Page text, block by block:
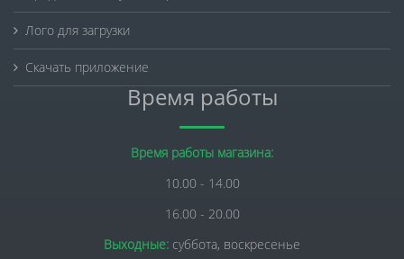
Лого для загрузки
Скачать приложение
Время работы
Время работы магазина:
10.00 - 14.00
16.00 - 20.00
Выходные: суббота, воскресенье